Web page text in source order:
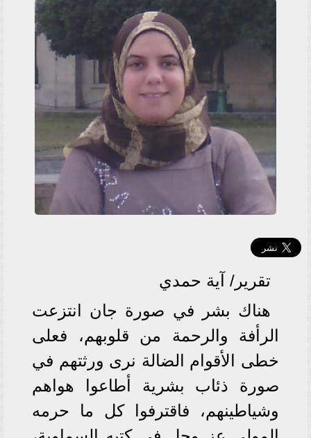
تقرير/ آية حمدي
هناك بشر في صورة جان انتزعت
الرأفة والرحمة من قلوبهم، فعلى
خطى الأقوام الضالة نرى ورثتهم في
صورة ذئاب بشرية أطاعوا هواهم
وشياطينهم، فاقترفوا كل ما حرمه